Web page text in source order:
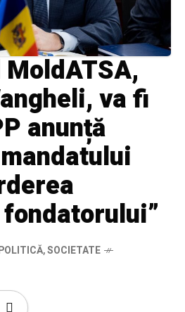
va fi
anunță
,SOCIETATE